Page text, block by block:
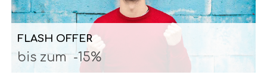
FLASH OFFER
bis zum -15%